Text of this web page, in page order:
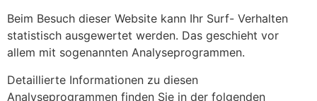
Beim Besuch dieser Website kann Ihr Surf- Verhalten
statistisch ausgewertet werden. Das geschieht vor
allem mit sogenannten Analyseprogrammen.
Detaillierte Informationen zu diesen
Analyseprogrammen finden Sie in der folgenden